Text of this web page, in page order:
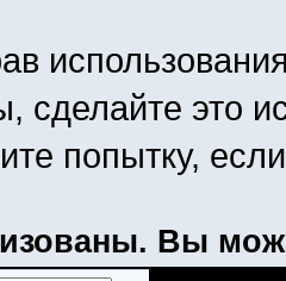
сделайте это
попытку,
Вы